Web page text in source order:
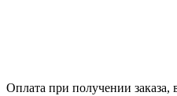
Оплата при получении заказа,